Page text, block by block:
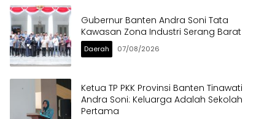
Gubernur Banten Andra Soni Tata
Kawasan Zona Industri Serang Barat
Daerah 07/08/2026
Ketua TP PKK Provinsi Banten Tinawati
Andra Soni: Keluarga Adalah Sekolah
Pertama